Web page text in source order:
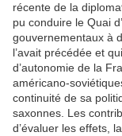
récente de la
pu conduire le Quai
gouvernementaux à
l’avait précédée et
d’autonomie de la
américano-
continuité de sa
saxonnes. Les
d’évaluer les effets,